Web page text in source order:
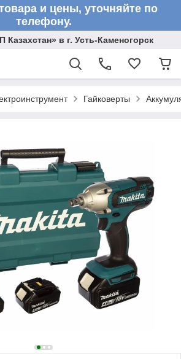
и цены, уточняйте по
телефону.
в г. Усть-Каменогорск
Гайковерты